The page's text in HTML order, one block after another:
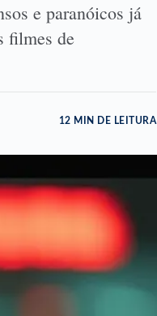
e paranóicos já
filmes de
12 MIN DE LEITURA